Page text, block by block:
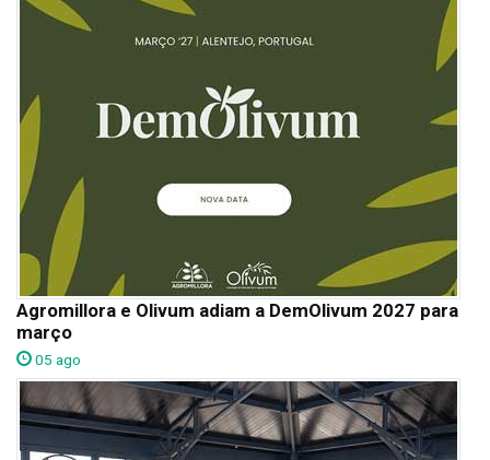
Agromillora e Olivum adiam a DemOlivum 2027 para
março
05 ago